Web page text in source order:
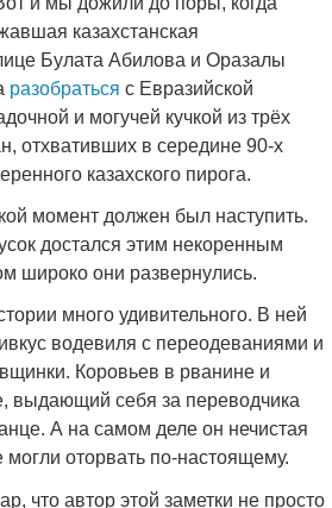
казахстанская
Булата Абилова и Оразалы
разобраться с Евразийской
и могучей кучкой из трёх
отхвативших в середине 90-х
казахского пирога.
момент должен был наступить.
достался этим некоренным
широко они развернулись.
много удивительного. В ней
водевиля с переодеваниями и
Коровьев в рванине и
выдающий себя за переводчика
А на самом деле он нечистая
могли оторвать по-настоящему.
что автор этой заметки не просто